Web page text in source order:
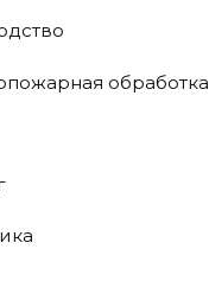
обработка